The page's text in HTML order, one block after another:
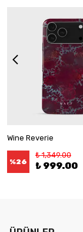
Wine Reverie
%26
₺ 1,349.00
₺ 999.00